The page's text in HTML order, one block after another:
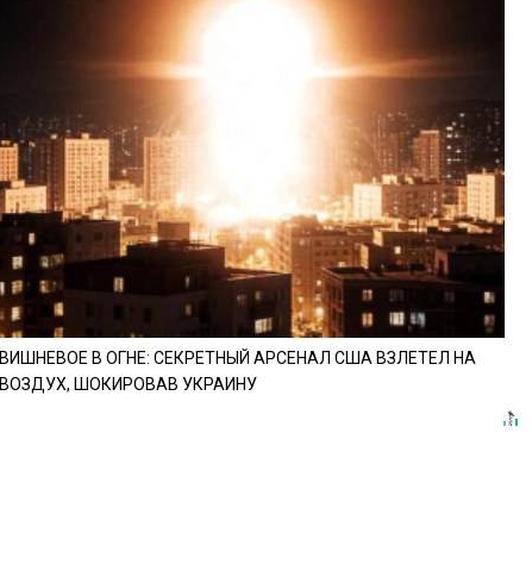
ВИШНЕВОЕ В ОГНЕ: СЕКРЕТНЫЙ АРСЕНАЛ США ВЗЛЕТЕЛ НА
ВОЗДУХ, ШОКИРОВАВ УКРАИНУ